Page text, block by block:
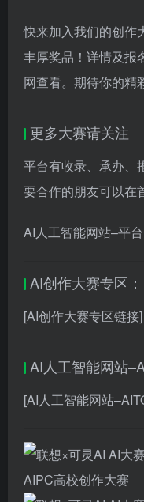
快来加入我们的创作
丰厚奖品！详情及报
网查看。期待你的精
更多大赛请关注
平台有收录、承办、
要合作的朋友可以在
AI人工智能网站–平台
AI创作大赛专区：
[AI创作大赛专区链接]
AI人工智能网站
[AI人工智能网站